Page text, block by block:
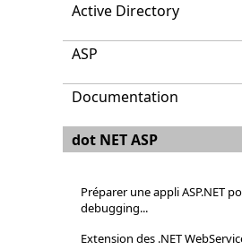
Active Directory
ASP
Documentation
dot NET ASP
Préparer une appli ASP.NET
debugging...
Extension des .NET